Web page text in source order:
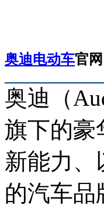
奥迪电动车官
奥迪（
旗下的豪
新能力、
的汽车品